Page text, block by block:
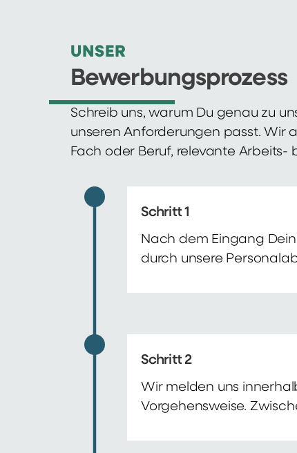
UNSER
Bewerbungsprozess
Schreib uns, warum Du genau zu
unseren Anforderungen passt. Wir
Fach oder Beruf, relevante Arbeits-
Schritt 1
Nach dem Eingang
durch unsere
Schritt 2
Wir melden uns
Vorgehensweise.